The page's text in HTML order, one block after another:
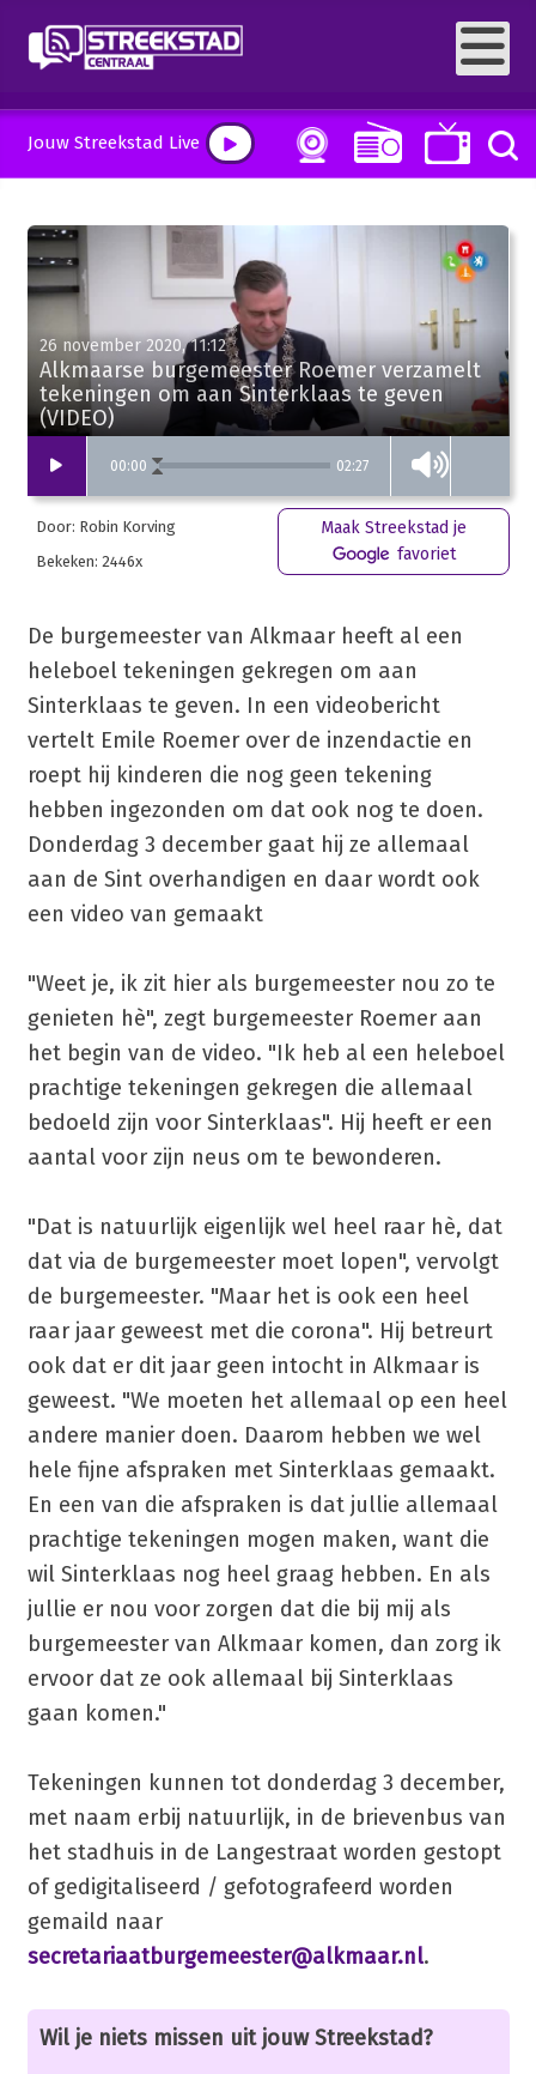
Jouw Streekstad Live
00:00 02:27
26 november 2020, 11:12
Alkmaarse burgemeester Roemer verzamelt
tekeningen om aan Sinterklaas te geven
(VIDEO)
Door: Robin Korving
Bekeken: 2446x
Maak Streekstad je
favoriet
De burgemeester van Alkmaar heeft al een
heleboel tekeningen gekregen om aan
Sinterklaas te geven. In een videobericht
vertelt Emile Roemer over de inzendactie en
roept hij kinderen die nog geen tekening
hebben ingezonden om dat ook nog te doen.
Donderdag 3 december gaat hij ze allemaal
aan de Sint overhandigen en daar wordt ook
een video van gemaakt
"Weet je, ik zit hier als burgemeester nou zo te
genieten hè", zegt burgemeester Roemer aan
het begin van de video. "Ik heb al een heleboel
prachtige tekeningen gekregen die allemaal
bedoeld zijn voor Sinterklaas". Hij heeft er een
aantal voor zijn neus om te bewonderen.
"Dat is natuurlijk eigenlijk wel heel raar hè, dat
dat via de burgemeester moet lopen", vervolgt
de burgemeester. "Maar het is ook een heel
raar jaar geweest met die corona". Hij betreurt
ook dat er dit jaar geen intocht in Alkmaar is
geweest. "We moeten het allemaal op een heel
andere manier doen. Daarom hebben we wel
hele fijne afspraken met Sinterklaas gemaakt.
En een van die afspraken is dat jullie allemaal
prachtige tekeningen mogen maken, want die
wil Sinterklaas nog heel graag hebben. En als
jullie er nou voor zorgen dat die bij mij als
burgemeester van Alkmaar komen, dan zorg ik
ervoor dat ze ook allemaal bij Sinterklaas
gaan komen."
Tekeningen kunnen tot donderdag 3 december,
met naam erbij natuurlijk, in de brievenbus van
het stadhuis in de Langestraat worden gestopt
of gedigitaliseerd / gefotografeerd worden
gemaild naar
secretariaatburgemeester@alkmaar.nl.
Wil je niets missen uit jouw Streekstad?